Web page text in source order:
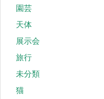
園芸
天体
展示会
旅行
未分類
猫